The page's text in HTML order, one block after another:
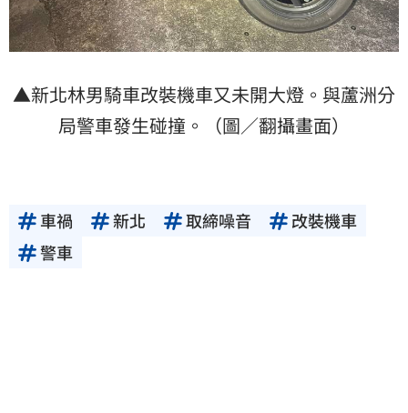
▲新北林男騎車改裝機車又未開大燈。與蘆洲分
局警車發生碰撞。（圖／翻攝畫面）
車禍 新北 取締噪音
改裝機車
警車